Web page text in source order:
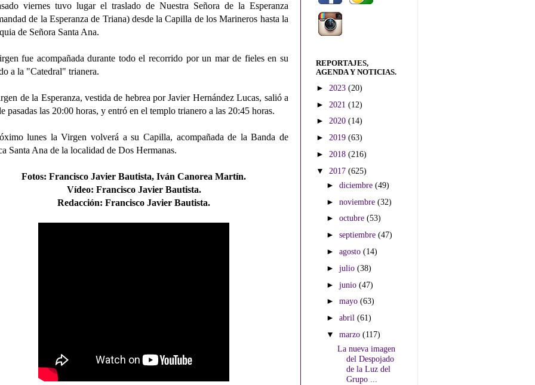
viernes tuvo lugar el traslado de Nuestra Señora de la Esperanza
de la Esperanza de Triana) desde la Capilla de los Marineros hasta la
de Señora Santa Ana.
fue acompañada durante todo el recorrido por un mar de fieles en su
a la "Catedral" trianera.
de la Esperanza, vestida de hebrea por Javier Hernández Lucas, salió a
pasadas las 20:00 horas, y entró en el templo trianero a las 20:45 horas.
lunes la Virgen volverá a su Capilla, acompañada de la Banda de
Santa Ana de la localidad de Dos Hermanas.
Fotos: Francisco Javier Bautista, Iván Canorea Martín.
Vídeo: Francisco Javier Bautista.
Redacción: Francisco Javier Bautista.
REPORTAJES,
AGENDA Y NOTICIAS.
► 2023 (20)
► 2021 (12)
► 2020 (14)
► 2019 (63)
► 2018 (216)
▼ 2017 (625)
►diciembre(49)
►noviembre(32)
►octubre(53)
►septiembre(47)
►agosto(14)
►julio(38)
►junio(47)
►mayo(63)
►abril(61)
▼marzo(117)
La nueva imagen
del Despojado
de la Luz del
Grupo ...